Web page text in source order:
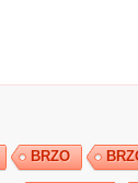
BRZO